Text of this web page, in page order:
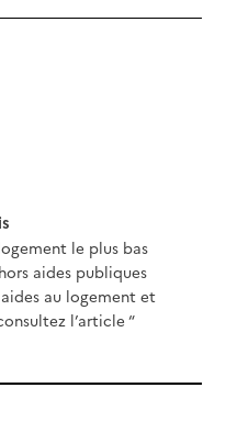
le plus bas
aides publiques
au logement et
l’article “